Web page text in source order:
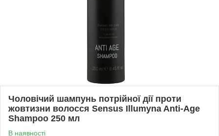
Чоловічий шампунь потрійної дії проти
жовтизни волосся Sensus Illumyna Anti-Age
Shampoo 250 мл
В наявності